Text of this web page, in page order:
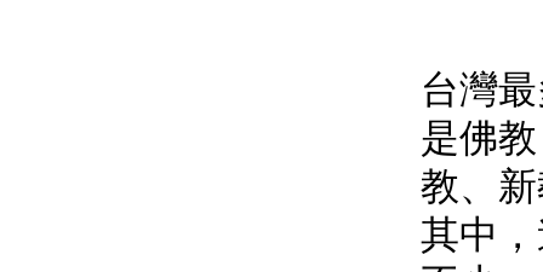
台灣
是佛
教、
其中